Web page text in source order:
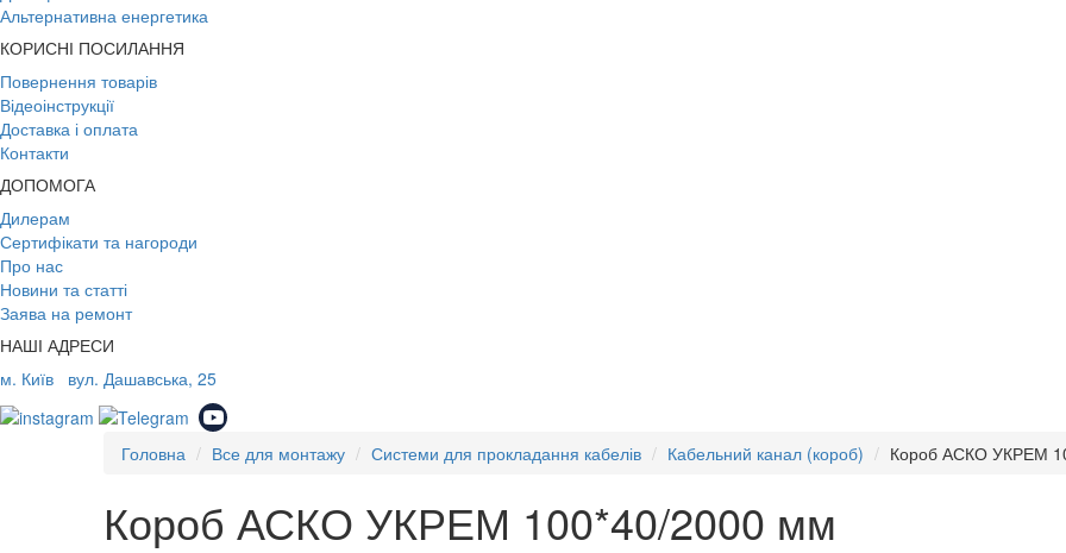
Альтернативна енергетика
КОРИСНІ ПОСИЛАННЯ
Повернення товарів
Відеоінструкції
Доставка і оплата
Контакти
ДОПОМОГА
Дилерам
Сертифікати та нагороди
Про нас
Новини та статті
Заява на ремонт
НАШІ АДРЕСИ
м. Київ
вул. Дашавська, 25
Головна Все для монтажу Системи для прокладання кабелів Кабельний канал (короб) Короб АСКО УКРЕМ
Короб АСКО УКРЕМ 100*40/2000 мм